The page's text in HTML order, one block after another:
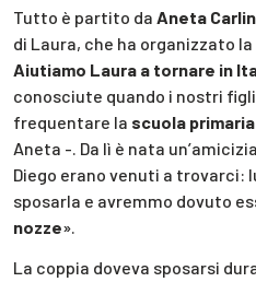
Tutto è partito da Aneta
di Laura, che ha organizzato la
Aiutiamo Laura a tornare in
conosciute quando i nostri
frequentare la scuola
Aneta -. Da lì è nata
Diego erano venuti a trovarci:
sposarla e avremmo dovuto
nozze».
La coppia doveva sposarsi